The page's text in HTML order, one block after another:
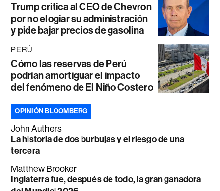
Trump critica al CEO de Chevron
por no elogiar su administración
y pide bajar precios de gasolina
PERÚ
Cómo las reservas de Perú
podrían amortiguar el impacto
del fenómeno de El Niño Costero
OPINIÓN BLOOMBERG
John Authers
La historia de dos burbujas y el riesgo de una
tercera
Matthew Brooker
Inglaterra fue, después de todo, la gran ganadora